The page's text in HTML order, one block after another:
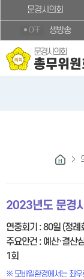
본문바로가기문경시의회
OFF 생방송
문경시의회
총무위원
2023년도 문경
연중회기 : 80일 (정
주요안건 : 예산·결산
1회
※ 모바일환경에서는 좌우